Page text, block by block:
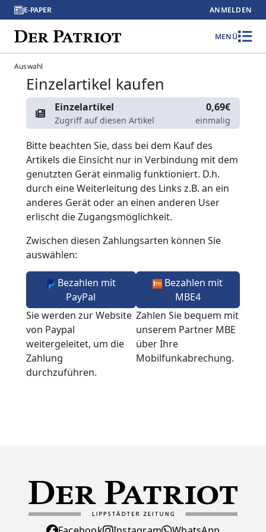
E-PAPER ANMELDEN
MENÜ
Auswahl
Einzelartikel kaufen
Einzelartikel
Zugriff auf diesen Artikel
0,69€
einmalig
Bitte beachten Sie, dass bei dem Kauf des
Artikels die Einsicht nur in Verbindung mit dem
genutzten Gerät einmalig funktioniert. D.h.
durch eine Weiterleitung des Links z.B. an ein
anderes Gerät oder an einen anderen User
erlischt die Zugangsmöglichkeit.
Zwischen diesen Zahlungsarten können Sie
auswählen:
Bezahlen mit
PayPal
Sie werden zur Website
von Paypal
weitergeleitet, um die
Zahlung
durchzuführen.
Bezahlen mit
MBE4
Zahlen Sie bequem mit
unserem Partner MBE
über Ihre
Mobilfunkabrechung.